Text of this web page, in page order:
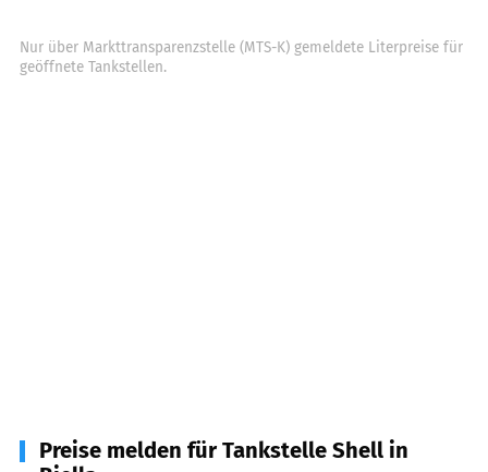
Nur über Markttransparenzstelle (MTS-K) gemeldete Literpreise für
geöffnete Tankstellen.
Preise melden für Tankstelle Shell in